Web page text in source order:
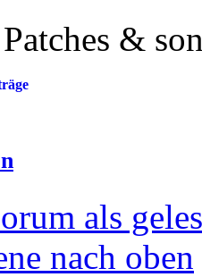
&
als
nach oben